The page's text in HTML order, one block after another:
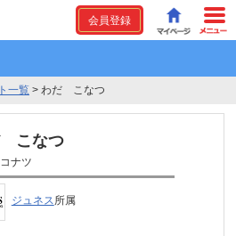
会員登録
一覧 > わだ こなつ
こなつ
ナツ
ジュネス所属